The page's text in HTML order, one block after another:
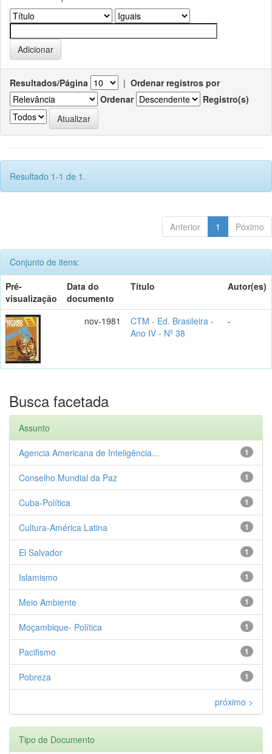
Resultados/Página | Ordenar registros por
Ordenar
Registro(s)
Resultado 1-1 de 1.
Anterior 1 Póximo
Conjunto de itens:
Pré-
visualização
Data do
documento
Título Autor(es)
nov-1981
CTM - Ed. Brasileira -
Ano IV - Nº 38
-
Busca facetada
Assunto
1
Agencia Americana de Inteligência...
1
Conselho Mundial da Paz
1
Cuba-Política
1
Cultura-América Latina
1
El Salvador
1
Islamismo
1
Meio Ambiente
1
Moçambique- Política
1
Pacifismo
1
Pobreza
próximo >
Tipo de Documento